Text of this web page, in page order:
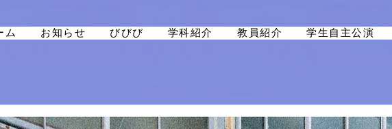
ム お知らせ びびび 学科紹介 教員紹介 学生自主公演